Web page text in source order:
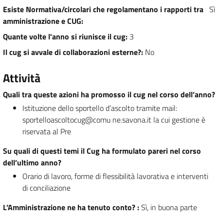
Esiste Normativa/circolari che regolamentano i rapporti tra
amministrazione e CUG:
Sì
Quante volte l'anno si riunisce il cug: 3
Il cug si avvale di collaborazioni esterne?: No
Attività
Quali tra queste azioni ha promosso il cug nel corso dell’anno?
Istituzione dello sportello d’ascolto tramite mail:
sportelloascoltocug@comu ne.savona.it la cui gestione è
riservata al Pre
Su quali di questi temi il Cug ha formulato pareri nel corso
dell’ultimo anno?
Orario di lavoro, forme di flessibilità lavorativa e interventi
di conciliazione
L’Amministrazione ne ha tenuto conto?:Sì, in buona parte